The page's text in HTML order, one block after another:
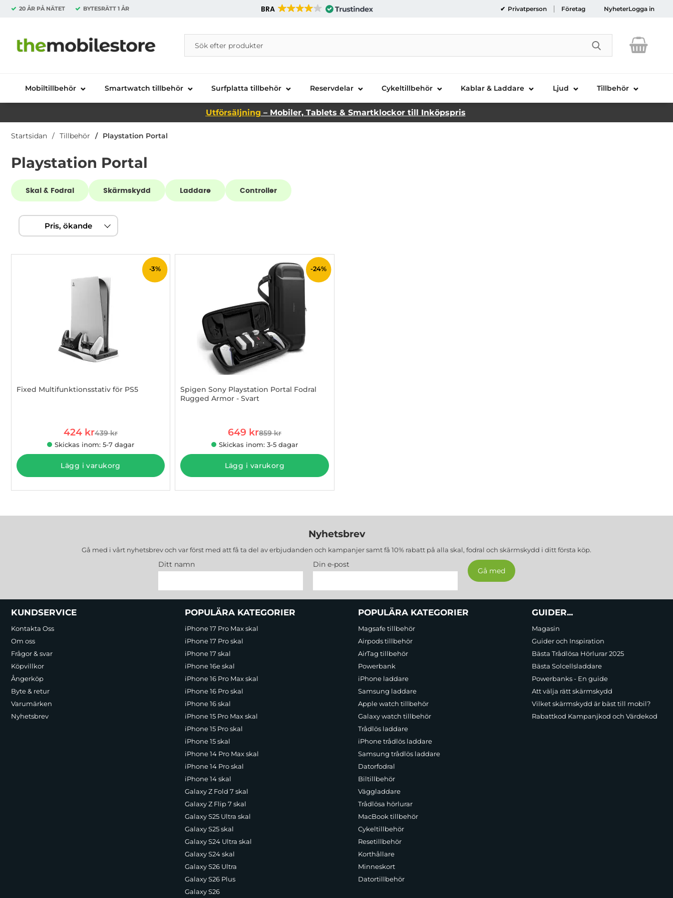
20 ÅR PÅ NÄTET BYTESRÄTT 1 ÅR BRA Privatperson Företag NyheterLogga in
Startsidan för Danira Telecom AB
Sök
Sök på Danira Telecom AB
Genomför
Mobiltillbehör Smartwatch tillbehör Surfplatta tillbehör Reservdelar Cykeltillbehör Kablar & Laddare Ljud Tillbehör
Utförsäljning – Mobiler, Tablets & Smartklockor till Inköpspris
Startsidan Tillbehör Playstation Portal
Playstation Portal
Underkategorier
Skal & Fodral Skärmskydd Laddare Controller
över
filtersektionen
Filtrera & sortera
Pris, ökande
-3%
Fixed Multifunktionsstativ för PS5
rea pris
424 krtidigare pris
439 kr
Skickas inom: 5-7 dagar
Lägg i varukorg
-24%
Spigen Sony Playstation Portal Fodral
Rugged Armor - Svart
rea pris
649 krtidigare pris
859 kr
Skickas inom: 3-5 dagar
Lägg i varukorg
Nyhetsbrev
Gå med i vårt nyhetsbrev och var först med att få ta del av erbjudanden och kampanjer samt få 10% rabatt på alla skal, fodral och skärmskydd i ditt första köp.
Ditt namn Din e-post
Sidfot Blandad info och länkar
KUNDSERVICE
Kontakta Oss
Om oss
Frågor & svar
Köpvillkor
Ångerköp
Byte & retur
Varumärken
Nyhetsbrev
POPULÄRA KATEGORIER
iPhone 17 Pro Max skal
iPhone 17 Pro skal
iPhone 17 skal
iPhone 16e skal
iPhone 16 Pro Max skal
iPhone 16 Pro skal
iPhone 16 skal
iPhone 15 Pro Max skal
iPhone 15 Pro skal
iPhone 15 skal
iPhone 14 Pro Max skal
iPhone 14 Pro skal
iPhone 14 skal
Galaxy Z Fold 7 skal
Galaxy Z Flip 7 skal
Galaxy S25 Ultra skal
Galaxy S25 skal
Galaxy S24 Ultra skal
Galaxy S24 skal
Galaxy S26 Ultra
Galaxy S26 Plus
Galaxy S26
POPULÄRA KATEGORIER
Magsafe tillbehör
Airpods tillbehör
AirTag tillbehör
Powerbank
iPhone laddare
Samsung laddare
Apple watch tillbehör
Galaxy watch tillbehör
Trådlös laddare
iPhone trådlös laddare
Samsung trådlös laddare
Datorfodral
Biltillbehör
Väggladdare
Trådlösa hörlurar
MacBook tillbehör
Cykeltillbehör
Resetillbehör
Korthållare
Minneskort
Datortillbehör
GUIDER...
Magasin
Guider och Inspiration
Bästa Trådlösa Hörlurar 2025
Bästa Solcellsladdare
Powerbanks - En guide
Att välja rätt skärmskydd
Vilket skärmskydd är bäst till mobil?
Rabattkod Kampanjkod och Värdekod